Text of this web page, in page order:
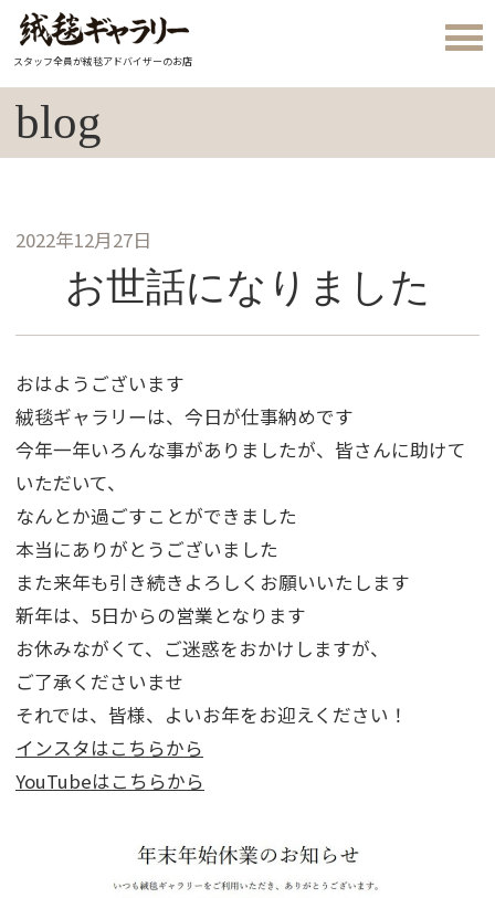
スタッフ全員が絨毯アドバイザーのお店
blog
2022年12月27日
お世話になりました
おはようございます
絨毯ギャラリーは、今日が仕事納めです
今年一年いろんな事がありましたが、皆さんに助けて
いただいて、
なんとか過ごすことができました
本当にありがとうございました
また来年も引き続きよろしくお願いいたします
新年は、5日からの営業となります
お休みながくて、ご迷惑をおかけしますが、
ご了承くださいませ
それでは、皆様、よいお年をお迎えください！
インスタはこちらから
YouTubeはこちらから